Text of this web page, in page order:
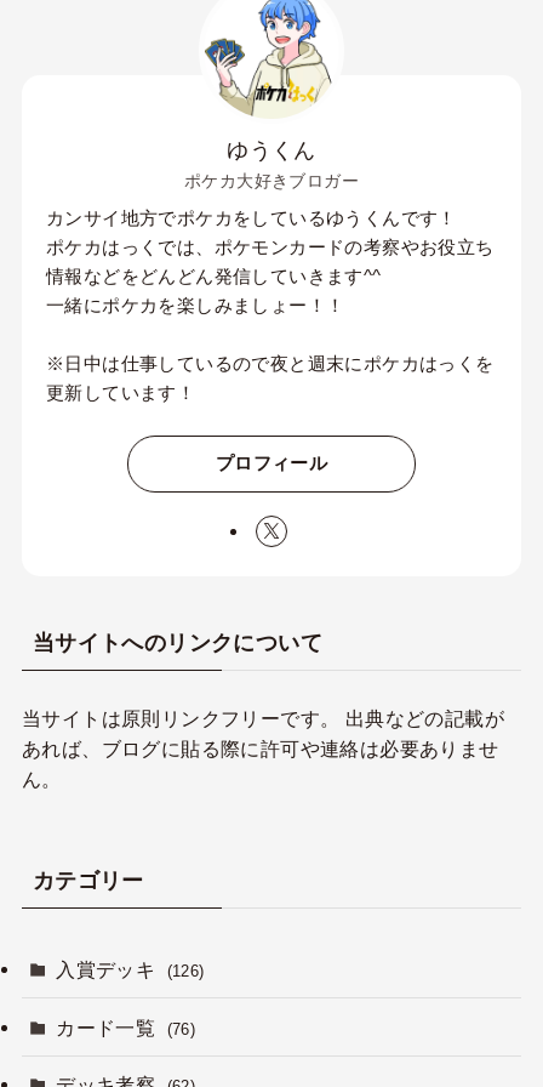
ゆうくん
ポケカ大好きブロガー
カンサイ地方でポケカをしているゆうくんです！
ポケカはっくでは、ポケモンカードの考察やお役立ち
情報などをどんどん発信していきます^^
一緒にポケカを楽しみましょー！！
※日中は仕事しているので夜と週末にポケカはっくを
更新しています！
プロフィール
当サイトへのリンクについて
当サイトは原則リンクフリーです。 出典などの記載が
あれば、ブログに貼る際に許可や連絡は必要ありませ
ん。
カテゴリー
入賞デッキ (126)
カード一覧 (76)